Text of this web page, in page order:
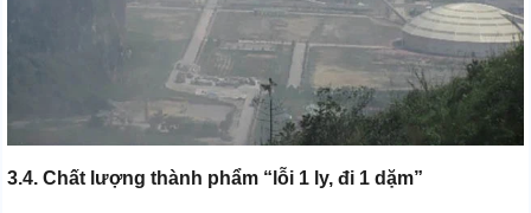
3.4. Chất lượng thành phẩm “lỗi 1 ly, đi 1 dặm”